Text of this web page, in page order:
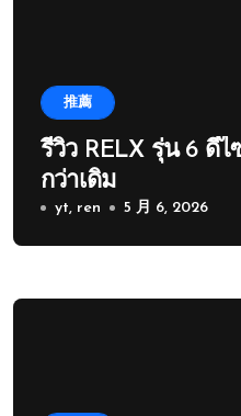
推薦
รีวิว RELX รุ่น 6 ดี
กว่าเดิม
yt, ren 5 月 6, 2026